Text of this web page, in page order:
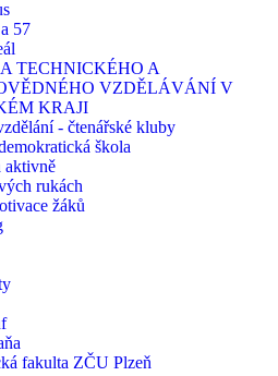
57
TECHNICKÉHO A
VZDĚLÁVÁNÍ V
KRAJI
- čtenářské kluby
škola
aktivně
rukách
žáků
fakulta ZČU Plzeň